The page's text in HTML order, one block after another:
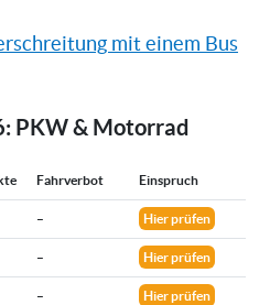
mit einem Bus
PKW & Motorrad
Fahrverbot Einspruch
– Hier prüfen
– Hier prüfen
– Hier prüfen